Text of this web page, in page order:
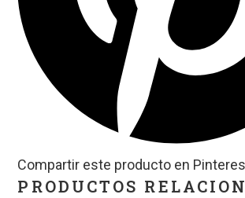
Compartir este producto en
PRODUCTOS